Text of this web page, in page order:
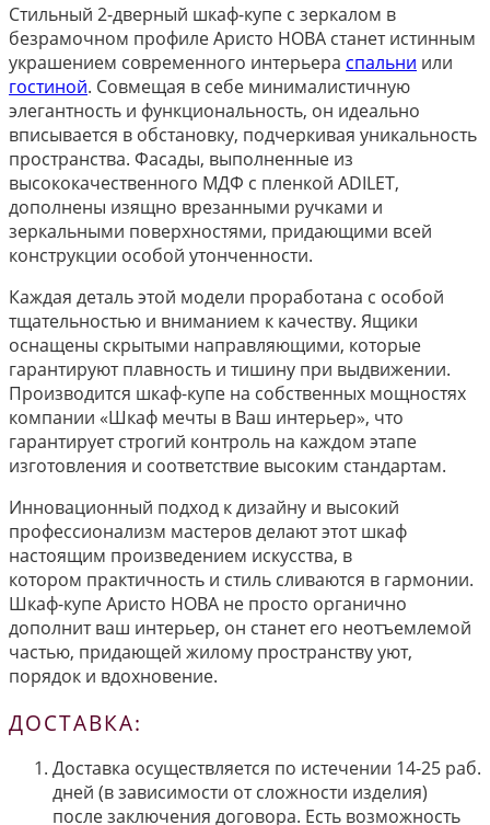
Стильный 2-дверный шкаф-купе с зеркалом в
безрамочном профиле Аристо НОВА станет истинным
украшением современного интерьера спальни или
гостиной. Совмещая в себе минималистичную
элегантность и функциональность, он идеально
вписывается в обстановку, подчеркивая уникальность
пространства. Фасады, выполненные из
высококачественного МДФ с пленкой ADILET,
дополнены изящно врезанными ручками и
зеркальными поверхностями, придающими всей
конструкции особой утонченности.
Каждая деталь этой модели проработана с особой
тщательностью и вниманием к качеству. Ящики
оснащены скрытыми направляющими, которые
гарантируют плавность и тишину при выдвижении.
Производится шкаф-купе на собственных мощностях
компании «Шкаф мечты в Ваш интерьер», что
гарантирует строгий контроль на каждом этапе
изготовления и соответствие высоким стандартам.
Инновационный подход к дизайну и высокий
профессионализм мастеров делают этот шкаф
настоящим произведением искусства, в
котором практичность и стиль сливаются в гармонии.
Шкаф-купе Аристо НОВА не просто органично
дополнит ваш интерьер, он станет его неотъемлемой
частью, придающей жилому пространству уют,
порядок и вдохновение.
ДОСТАВКА:
Доставка осуществляется по истечении 14-25 раб.
дней (в зависимости от сложности изделия)
после заключения договора. Есть возможность